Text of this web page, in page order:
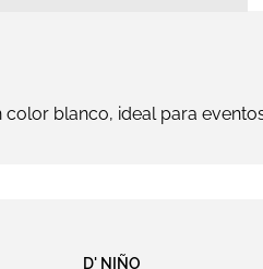
blanco, ideal para
D' NIÑO